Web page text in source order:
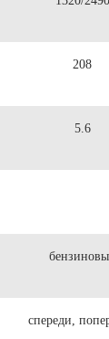
208
5.6
спереди,